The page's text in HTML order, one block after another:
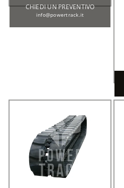
CHIEDI UN PREVENTIVO
info@powertrack.it